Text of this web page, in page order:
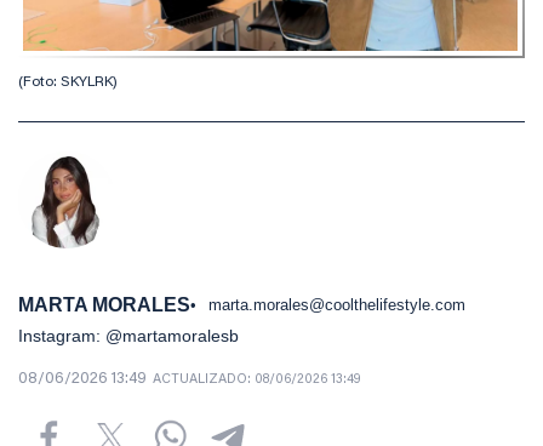
(Foto: SKYLRK)
MARTA MORALES marta.morales@coolthelifestyle.com
Instagram: @martamoralesb
08/06/2026 13:49 ACTUALIZADO: 08/06/2026 13:49